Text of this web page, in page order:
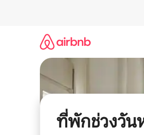
ที่พักช่วงวั